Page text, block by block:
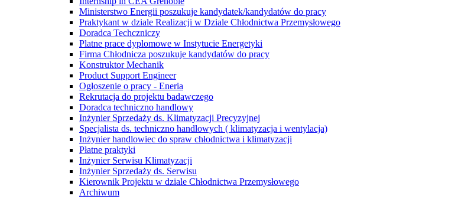
Ministerstwo Energii poszukuje kandydatek/kandydatów do pracy
Praktykant w dziale Realizacji w Dziale Chłodnictwa Przemysłowego
Doradca Techczniczy
Platne prace dyplomowe w Instytucie Energetyki
Firma Chłodnicza poszukuje kandydatów do pracy
Konstruktor Mechanik
Product Support Engineer
Ogłoszenie o pracy - Eneria
Rekrutacja do projektu badawczego
Doradca techniczno handlowy
Inżynier Sprzedaży ds. Klimatyzacji Precyzyjnej
Specjalista ds. techniczno handlowych ( klimatyzacja i wentylacja)
Inżynier handlowiec do spraw chłodnictwa i klimatyzacji
Płatne praktyki
Inżynier Serwisu Klimatyzacji
Inżynier Sprzedaży ds. Serwisu
Kierownik Projektu w dziale Chłodnictwa Przemysłowego
Archiwum